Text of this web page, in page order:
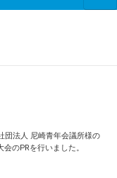
団法人 尼崎青年会議所様の
のPRを行いました。